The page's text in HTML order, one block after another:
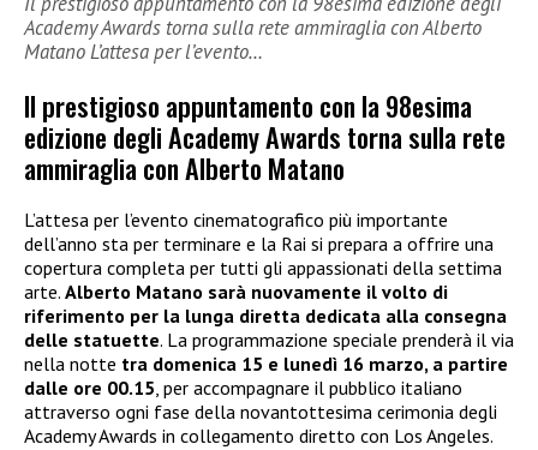
Academy Awards torna sulla rete ammiraglia con Alberto
Matano L’attesa per l’evento…
Il prestigioso appuntamento con la 98esima
edizione degli Academy Awards torna sulla rete
ammiraglia con Alberto Matano
L’attesa per l’evento cinematografico più importante
dell’anno sta per terminare e la Rai si prepara a offrire una
copertura completa per tutti gli appassionati della settima
arte. Alberto Matano sarà nuovamente il volto di
riferimento per la lunga diretta dedicata alla consegna
delle statuette. La programmazione speciale prenderà il via
nella notte tra domenica 15 e lunedì 16 marzo, a partire
dalle ore 00.15, per accompagnare il pubblico italiano
attraverso ogni fase della novantottesima cerimonia degli
Academy Awards in collegamento diretto con Los Angeles.